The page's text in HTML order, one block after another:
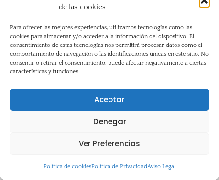
de las cookies
Para ofrecer las mejores experiencias, utilizamos tecnologías como las
cookies para almacenar y/o acceder a la información del dispositivo. El
consentimiento de estas tecnologías nos permitirá procesar datos como el
comportamiento de navegación o las identificaciones únicas en este sitio. No
consentir o retirar el consentimiento, puede afectar negativamente a ciertas
características y funciones.
Aceptar
Denegar
Ver Preferencias
Política de cookiesPolítica de PrivacidadAviso Legal
628512350 |anicalmar@yahoo.com
Aviso Legal
Política de Privacidad
Accesibilidad
Política de cookies (UE)